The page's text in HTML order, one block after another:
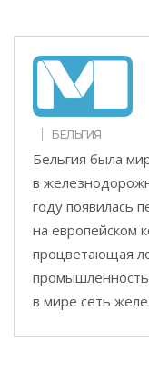
БЕЛЬГИЯ
Бельгия была
в
году появилась
на европейском
процветающая
в мире сеть